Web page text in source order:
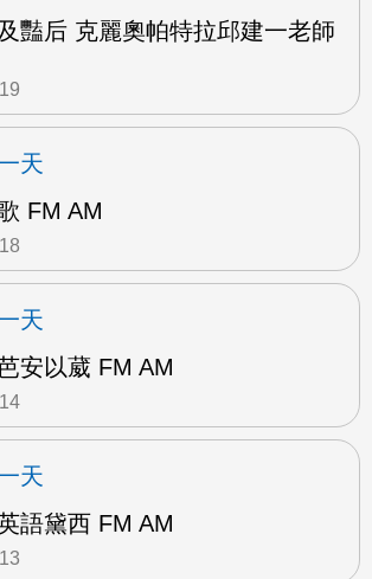
豔后 克麗奧帕特拉邱建一老師
天
FM AM
天
安以葳 FM AM
天
語黛西 FM AM